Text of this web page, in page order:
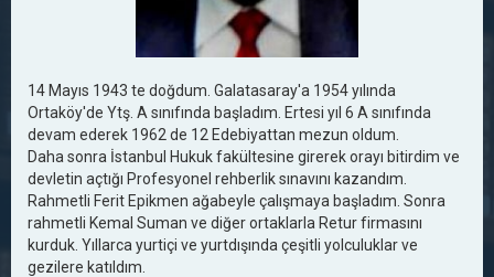
14 Mayıs 1943 te doğdum. Galatasaray'a 1954 yılında
Ortaköy'de Ytş. A sınıfında başladım. Ertesi yıl 6 A sınıfında
devam ederek 1962 de 12 Edebiyattan mezun oldum.
Daha sonra İstanbul Hukuk fakültesine girerek orayı bitirdim ve
devletin açtığı Profesyonel rehberlik sınavını kazandım.
Rahmetli Ferit Epikmen ağabeyle çalışmaya başladım. Sonra
rahmetli Kemal Suman ve diğer ortaklarla Retur firmasını
kurduk. Yıllarca yurtiçi ve yurtdışında çeşitli yolculuklar ve
gezilere katıldım.